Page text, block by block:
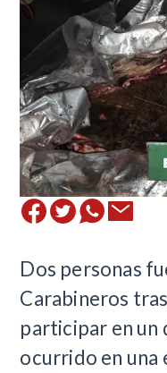
​Dos personas
Carabineros
participar en un
ocurrido en una